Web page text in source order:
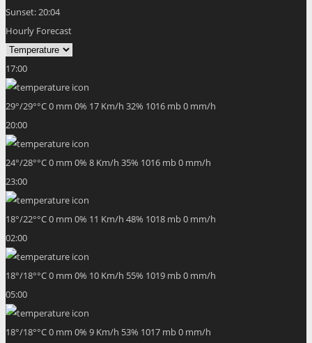
Sunset:20:04
Hourly Forecast
17:00
29°/29°°C0 mm 0% 17 Km/h 32% 1016 mb0 mm/h
20:00
24°/28°°C0 mm 0% 8 Km/h 35% 1016 mb0 mm/h
23:00
18°/22°°C0 mm 0% 11 Km/h 48% 1018 mb0 mm/h
02:00
18°/18°°C0 mm 0% 10 Km/h 55% 1019 mb0 mm/h
05:00
18°/18°°C0 mm 0% 9 Km/h 53% 1017 mb0 mm/h